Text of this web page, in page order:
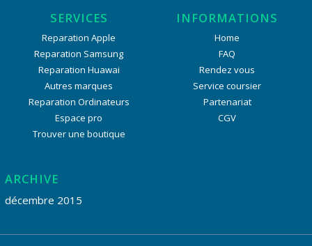
SERVICES
Reparation Apple
Reparation Samsung
Reparation Huawai
Autres marques
Reparation Ordinateurs
Espace pro
Trouver une boutique
INFORMATIONS
Home
FAQ
Rendez vous
Service coursier
Partenariat
CGV
ARCHIVE
décembre 2015